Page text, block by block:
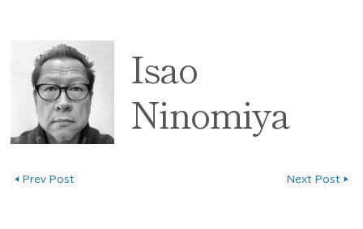
Isao
Ninomiya
◀ Prev Post Next Post ▶